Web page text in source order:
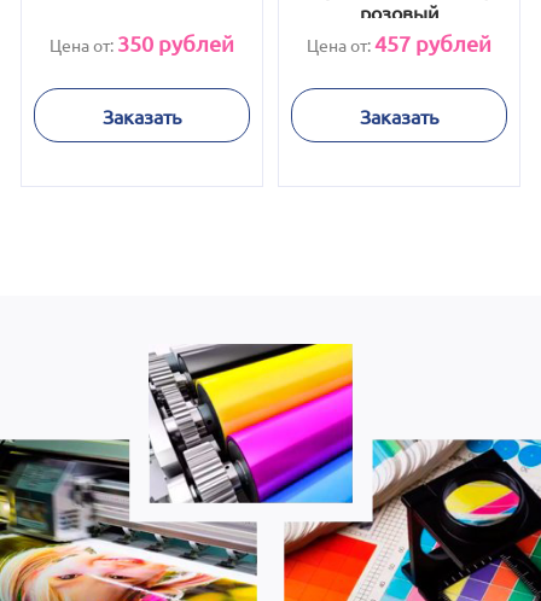
Цена от: 350рублей
Заказать
розовый
Цена от:457 рублей
Заказать